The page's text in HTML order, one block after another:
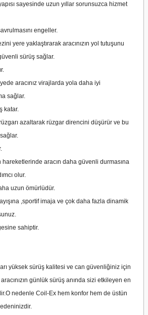
sayesinde uzun yıllar sorunsuzca hizmet
engeller.
yere yaklaştırarak aracınızın yol tutuşunu
sürüş sağlar.
aracınız virajlarda yola daha iyi
sağlar.
katar.
azaltarak rüzgar direncini düşürür ve bu
hareketlerinde aracın daha güvenli durmasına
olur.
uzun ömürlüdür.
,sportif imaja ve çok daha fazla dinamik
sahiptir.
yüksek sürüş kalitesi ve can güvenliğiniz için
günlük sürüş anında sizi etkileyen en
nedenle Coil-Ex hem konfor hem de üstün